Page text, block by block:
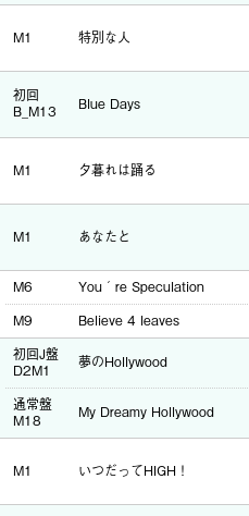
M1 特別な人
初回
B_M13
Blue Days
M1 夕暮れは踊る
M1 あなたと
M6 You´re Speculation
M9
Believe 4 leaves
初回J盤
D2M1
夢のHollywood
通常盤
M18
My Dreamy Hollywood
M1 いつだってHIGH！